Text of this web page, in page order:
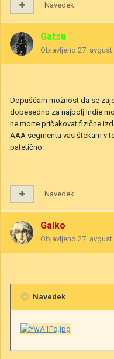
Navedek
Gatsu
Objavljeno 27. avgust
Dopuščam možnost da se
dobesedno za najbolj Indie
ne morte pričakovat fizične
AAA segmentu vas štekam v
patetično.
Navedek
Galko
Objavljeno 27. avgust
Navedek